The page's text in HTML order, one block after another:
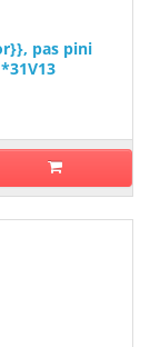
pas pini